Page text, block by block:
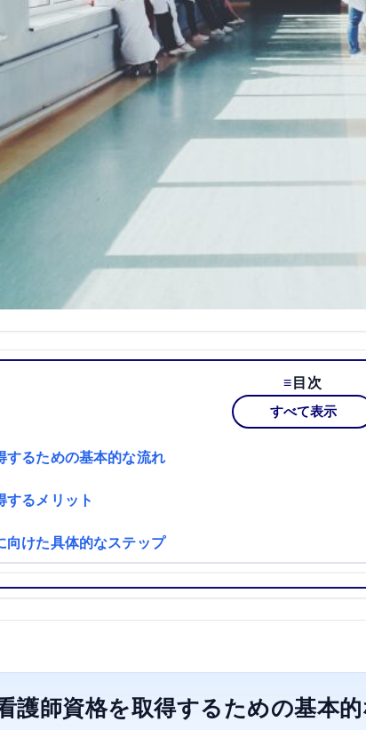
目次
すべて表示
するための基本的な流れ
するメリット
向けた具体的なステップ
護師資格を取得するための基本